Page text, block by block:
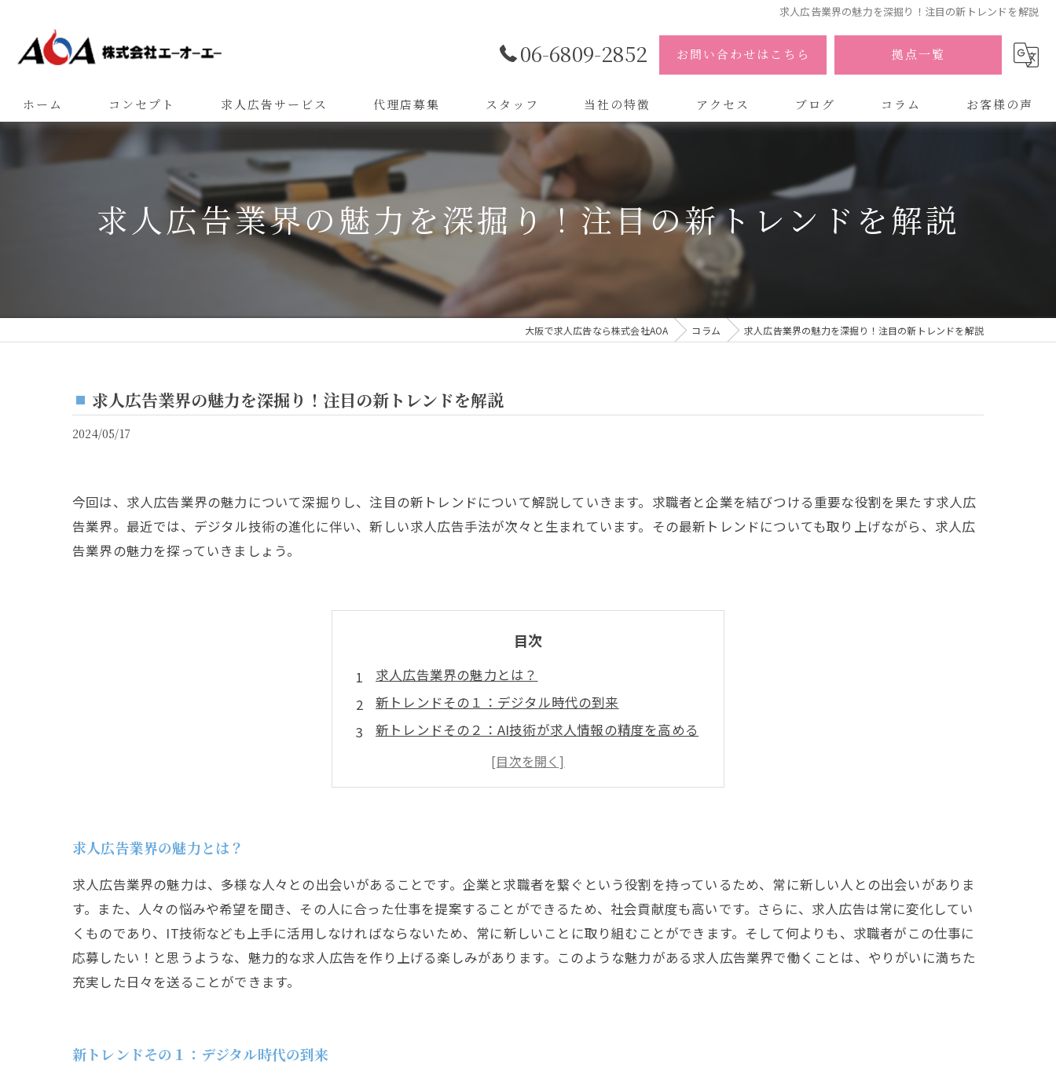
求人広告業界の魅力を深掘り！注目の新トレンドを解説
06-6809-2852 お問い合わせはこちら 拠点一覧
ホーム コンセプト 求人広告サービス 代理店募集 スタッフ 当社の特徴
代理店
バイトル
アクセス
株式会社AOA 東京 渋谷オフィス
株式会社AOA 南森町オフィス
ブログ コラム お客様の声
求人広告業界の魅力を深掘り！注目の新トレンドを解説
大阪で求人広告なら株式会社AOA コラム 求人広告業界の魅力を深掘り！注目の新トレンドを解説
求人広告業界の魅力を深掘り！注目の新トレンドを解説
2024/05/17
今回は、求人広告業界の魅力について深掘りし、注目の新トレンドについて解説していきます。求職者と企業を結びつける重要な役割を果たす求人広
告業界。最近では、デジタル技術の進化に伴い、新しい求人広告手法が次々と生まれています。その最新トレンドについても取り上げながら、求人広
告業界の魅力を探っていきましょう。
目次
求人広告業界の魅力とは？
新トレンドその１：デジタル時代の到来
新トレンドその２：AI技術が求人情報の精度を高める
新トレンドその３：多様化する就職スタイルへの対応
今後の展望：より優れた求人情報の提供を目指す
求人広告業界の魅力とは？
求人広告業界の魅力は、多様な人々との出会いがあることです。企業と求職者を繋ぐという役割を持っているため、常に新しい人との出会いがありま
す。また、人々の悩みや希望を聞き、その人に合った仕事を提案することができるため、社会貢献度も高いです。さらに、求人広告は常に変化してい
くものであり、IT技術なども上手に活用しなければならないため、常に新しいことに取り組むことができます。そして何よりも、求職者がこの仕事に
応募したい！と思うような、魅力的な求人広告を作り上げる楽しみがあります。このような魅力がある求人広告業界で働くことは、やりがいに満ちた
充実した日々を送ることができます。
新トレンドその１：デジタル時代の到来